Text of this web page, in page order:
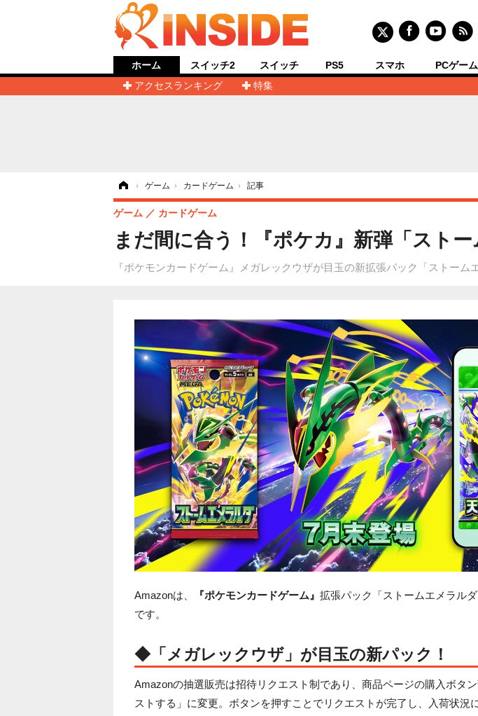
ホーム
アクセスランキング
特集
スイッチ2 スイッチ PS5 スマホ PCゲーム
› ゲーム › カードゲーム › 記事
まだ間に合う！『ポケカ』新弾「スト
『ポケモンカードゲーム』メガレックウザが目玉の新拡張パック「ストーム
ゲーム カードゲーム
Amazonは、 『ポケモンカードゲーム』 拡張パック「ストームエメラル
です。
◆「メガレックウザ」が目玉の新パック！
Amazonの抽選販売は招待リクエスト制であり、商品ページの購入ボタ
ストする」に変更。ボタンを押すことでリクエストが完了し、入荷状況